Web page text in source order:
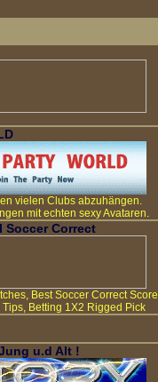
vielen Clubs abzuhängen.
mit echten sexy Avataren.
Soccer Correct
Best Soccer Correct Score
Betting 1X2 Rigged Pick
u.d Alt !